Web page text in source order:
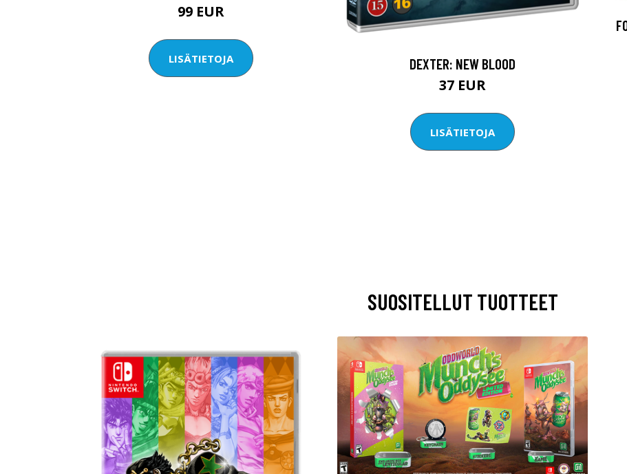
99 EUR
LISÄTIETOJA DEXTER: NEW BLOOD
37 EUR
LISÄTIETOJA
SUOSITELLUT TUOTTEET